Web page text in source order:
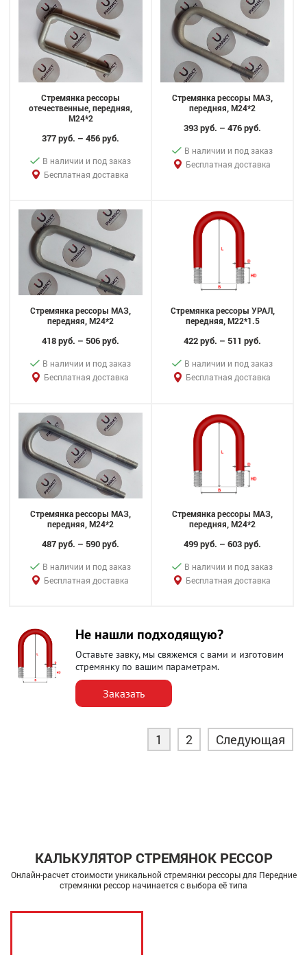
Стремянка рессоры
отечественные, передняя,
M24*2
377 руб. – 456 руб.
В наличии и под заказ
Бесплатная доставка
Стремянка рессоры МАЗ,
передняя, M24*2
393 руб. – 476 руб.
В наличии и под заказ
Бесплатная доставка
Стремянка рессоры МАЗ,
передняя, M24*2
418 руб. – 506 руб.
В наличии и под заказ
Бесплатная доставка
Стремянка рессоры УРАЛ,
передняя, M22*1.5
422 руб. – 511 руб.
В наличии и под заказ
Бесплатная доставка
Стремянка рессоры МАЗ,
передняя, M24*2
487 руб. – 590 руб.
В наличии и под заказ
Бесплатная доставка
Стремянка рессоры МАЗ,
передняя, M24*2
499 руб. – 603 руб.
В наличии и под заказ
Бесплатная доставка
Не нашли подходящую?
Оставьте завку, мы свяжемся с вами и изготовим
стремянку по вашим параметрам.
Заказать
1 2 Следующая
КАЛЬКУЛЯТОР СТРЕМЯНОК РЕССОР
Онлайн-расчет стоимости уникальной стремянки рессоры для Передние
стремянки рессор начинается с выбора её типа